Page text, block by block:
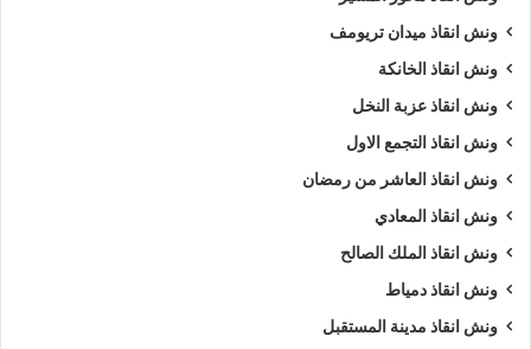
ونش انقاذ ميدان تريومف
ونش انقاذ الخانكة
ونش انقاذ عزبة النخل
ونش انقاذ التجمع الاول
ونش انقاذ العاشر من رمضان
ونش انقاذ المعادي
ونش انقاذ الملك الصالح
ونش انقاذ دمياط
ونش انقاذ مدينة المستقبل